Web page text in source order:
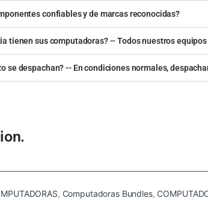
confiables y de marcas reconocidas?
tienen sus computadoras? -- Todos nuestros
se despachan? -- En condiciones normales,
, Computadoras Bundles,